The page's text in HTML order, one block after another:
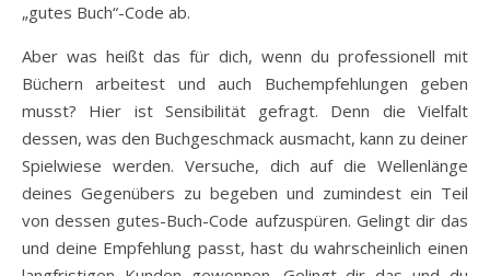
„gutes Buch“-Code ab.
Aber was heißt das für dich, wenn du professionell mit
Büchern arbeitest und auch Buchempfehlungen geben
musst? Hier ist Sensibilität gefragt. Denn die Vielfalt
dessen, was den Buchgeschmack ausmacht, kann zu deiner
Spielwiese werden. Versuche, dich auf die Wellenlänge
deines Gegenübers zu begeben und zumindest ein Teil
von dessen gutes-Buch-Code aufzuspüren. Gelingt dir das
und deine Empfehlung passt, hast du wahrscheinlich einen